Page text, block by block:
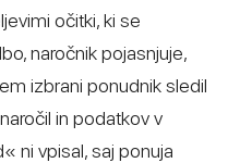
očitki, ki se
naročnik pojasnjuje,
izbrani ponudnik sledil
in podatkov v
ni vpisal, saj ponuja